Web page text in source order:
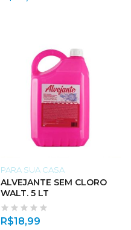
PARA SUA CASA
ALVEJANTE SEM CLORO
WALT. 5 LT
R$18,99